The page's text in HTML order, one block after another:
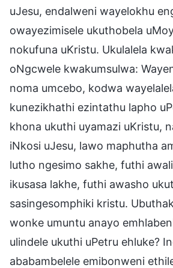
uJesu, endalweni wayelokhu
owayezimisele ukuthobela
nokufuna uKristu. Ukulalela
oNgcwele kwakumsulwa:
noma umcebo, kodwa
kunezikhathi ezintathu lapho
khona ukuthi uyamazi uKristu,
iNkosi uJesu, lawo maphutha
lutho ngesimo sakhe, futhi
ikusasa lakhe, futhi awasho
sasingesomphiki kristu.
wonke umuntu anayo
ulindele ukuthi uPetru ehluke?
ababambelele emibonweni